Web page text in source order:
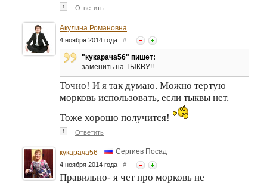
↑ Ответить
Акулина Романовна
4 ноября 2014 года #
"кукарача56" пишет:
заменить на ТЫКВУ!!
Точно! И я так думаю. Можно тертую
морковь использовать, если тыквы нет.
Тоже хорошо получится!
↑ Ответить
кукарача56 Сергиев Посад
4 ноября 2014 года #
Правильно- я чет про морковь не